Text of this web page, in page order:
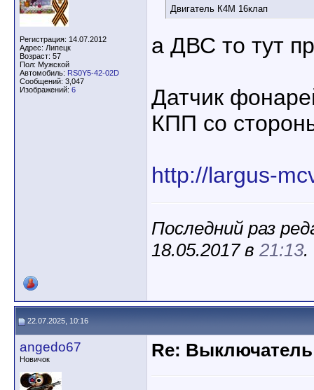
Регистрация: 14.07.2012
Адрес: Липецк
Возраст: 57
Пол: Мужской
Автомобиль: RS0Y5-42-02D
Сообщений: 3,047
Изображений: 6
Двигатель К4М 16клап
а ДВС то тут
Датчик
КПП со
http://largus-
Последний раз
18.05.2017 в 21:13.
22.07.2025, 10:16
angedo67
Новичок Re: